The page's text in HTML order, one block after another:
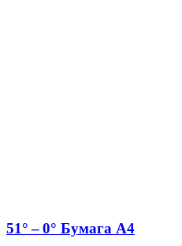
51° – 0° Бумага A4